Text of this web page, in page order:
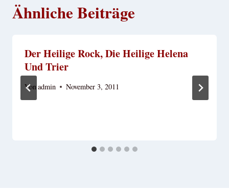
Ähnliche Beiträge
Der Heilige Rock, Die Heilige Helena
Und Trier
Vonadmin November 3, 2011